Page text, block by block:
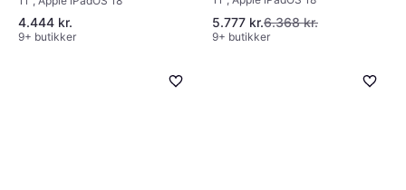
4.444 kr.
9+ butikker
5.777 kr.6.368 kr.
9+ butikker